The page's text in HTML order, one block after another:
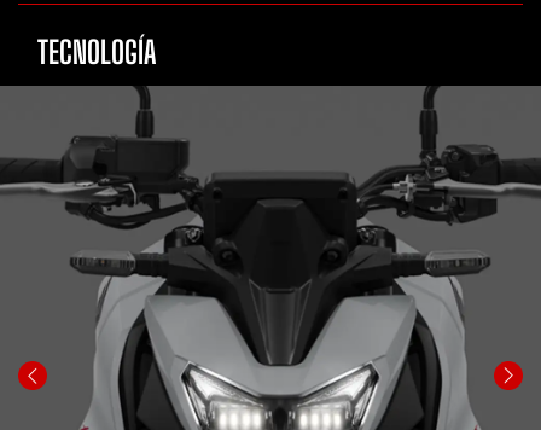
TECNOLOGÍA